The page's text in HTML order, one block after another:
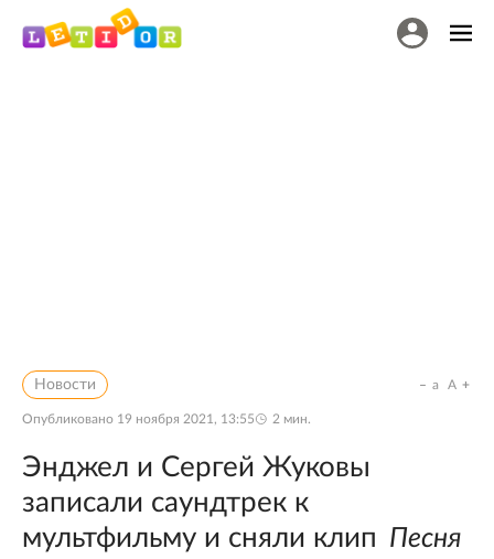
Новости
Опубликовано 19 ноября 2021, 13:55 2 мин.
a A
Энджел и Сергей Жуковы
записали саундтрек к
мультфильму и сняли клип Песня